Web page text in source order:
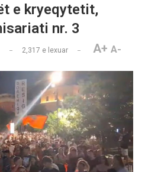
e kryeqytetit,
nr. 3
2,317 e lexuar A+ A-